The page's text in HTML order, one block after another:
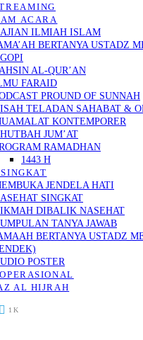
ACARA
ILMIAH ISLAM
BERTANYA USTADZ
AL-QUR’AN
FARAID
PROUND OF SUNNAH
TELADAN SAHABAT &
KONTEMPORER
JUM’AT
RAMADHAN
1443 H
JENDELA HATI
SINGKAT
DIBALIK NASEHAT
TANYA JAWAB
BERTANYA USTADZ
POSTER
AL HIJRAH
1K